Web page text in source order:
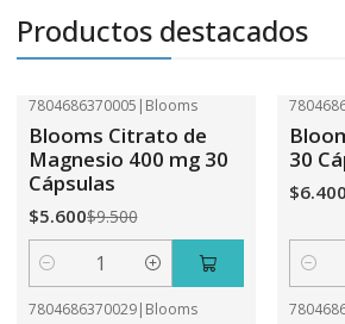
Productos destacados
7804686370005 | Blooms
Blooms Citrato de
Magnesio 400 mg 30
Cápsulas
$5.600$9.500
Cantidad
30
$6.400
7804686370029| Blooms